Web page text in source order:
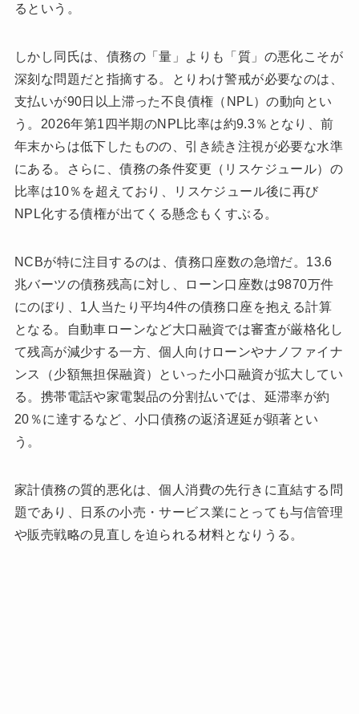
るという。
しかし同氏は、債務の「量」よりも「質」の悪化こそが
深刻な問題だと指摘する。とりわけ警戒が必要なのは、
支払いが90日以上滞った不良債権（NPL）の動向とい
う。2026年第1四半期のNPL比率は約9.3％となり、前
年末からは低下したものの、引き続き注視が必要な水準
にある。さらに、債務の条件変更（リスケジュール）の
比率は10％を超えており、リスケジュール後に再び
NPL化する債権が出てくる懸念もくすぶる。
NCBが特に注目するのは、債務口座数の急増だ。13.6
兆バーツの債務残高に対し、ローン口座数は9870万件
にのぼり、1人当たり平均4件の債務口座を抱える計算
となる。自動車ローンなど大口融資では審査が厳格化し
て残高が減少する一方、個人向けローンやナノファイナ
ンス（少額無担保融資）といった小口融資が拡大してい
る。携帯電話や家電製品の分割払いでは、延滞率が約
20％に達するなど、小口債務の返済遅延が顕著とい
う。
家計債務の質的悪化は、個人消費の先行きに直結する問
題であり、日系の小売・サービス業にとっても与信管理
や販売戦略の見直しを迫られる材料となりうる。